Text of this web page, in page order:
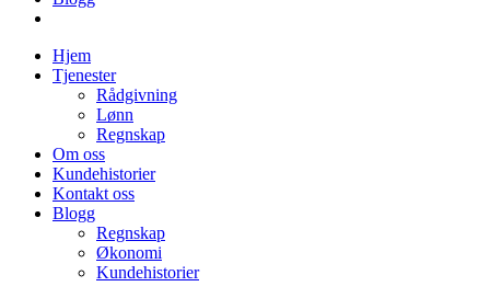
Hjem
Tjenester
Rådgivning
Lønn
Regnskap
Om oss
Kundehistorier
Kontakt oss
Blogg
Regnskap
Økonomi
Kundehistorier